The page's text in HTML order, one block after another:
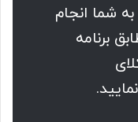
شما انجام
برنامه